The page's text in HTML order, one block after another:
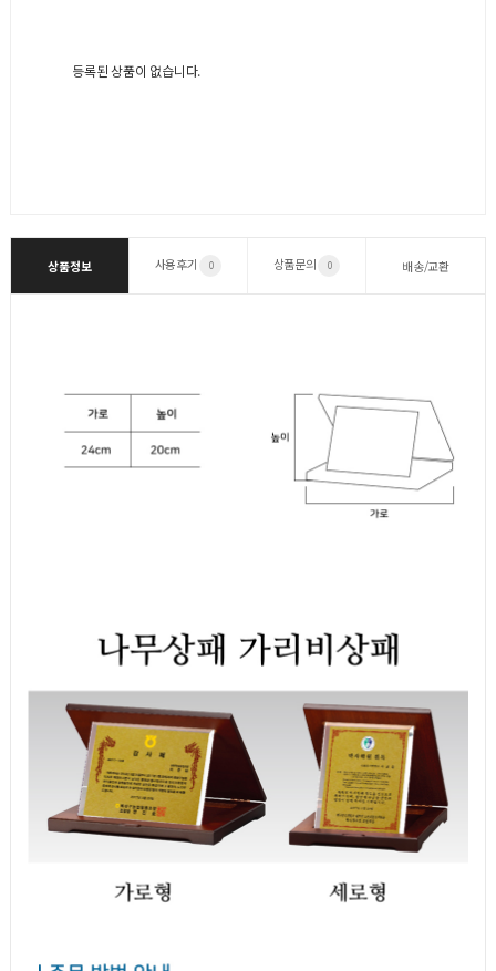
등록된 상품이 없습니다.
상품정보 사용후기 0 상품문의 0 배송/교환